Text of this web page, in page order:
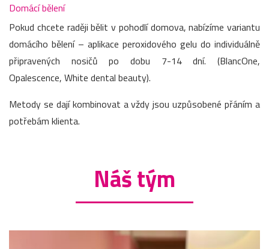
Domácí bělení
Pokud chcete raději bělit v pohodlí domova, nabízíme variantu
domácího bělení – aplikace peroxidového gelu do individuálně
připravených nosičů po dobu 7-14 dní. (BlancOne,
Opalescence, White dental beauty).
Metody se dají kombinovat a vždy jsou uzpůsobené přáním a
potřebám klienta.
Náš tým